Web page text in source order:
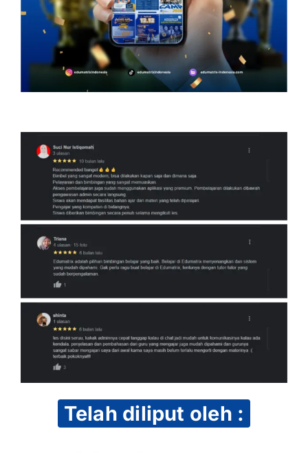
Telah diliput oleh :